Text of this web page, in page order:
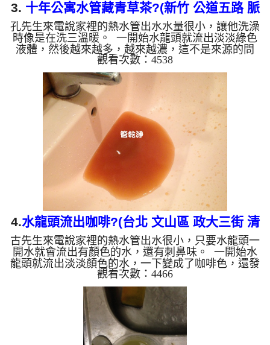
3. 十年公寓水管藏青草茶?(新竹 公道五路 脈
衝式 水管清洗 )
孔先生來電說家裡的熱水管出水水量很小，讓他洗澡
時像是在洗三溫暖。 一開始水龍頭就流出淡淡綠色
液體，然後越來越多，越來越濃，這不是來源的問
題，是水管裡面陳積多年的沉澱物。 水管裡的異物
不斷流出來，水的顏色慢慢變成透明，髒東西也越來
越少，最後變成乾淨的清水。 清洗水管 是利用 高週
波脈衝式水管清洗機 ，將檸檬酸打入水管，讓水管
管壁的鐵鏽及生物膜軟化，透過空氣與水混合，產生
阻力，這時高周波就會把生物膜、淤泥等等雜質沖出
來。 有時候把水塔洗一洗發現水龍頭出水變小了，
就是髒東西卡到水管...
觀看次數：4538
4.水龍頭流出咖啡?(台北 文山區 政大三街 清
洗水管 )
古先生來電說家裡的熱水管出水很小，只要水龍頭一
開水就會流出有顏色的水，還有刺鼻味。 一開始水
龍頭就流出淡淡顏色的水，一下變成了咖啡色，還發
出惡臭，這不是來源的問題，是水管裡面陳積多年的
汙垢變成鐵鏽。 水管裡的異物不斷流出來，水的顏
色慢慢變成透明，髒東西也越來越少，最後變成乾淨
的清水。 清洗水管 是利用 高週波水管清洗機 ，把檸
檬酸打入水管，讓水管管壁的鐵鏽及生物膜軟化，透
過空氣與水混合，產生阻力，這時高周波就會把生物
觀看次數：4466